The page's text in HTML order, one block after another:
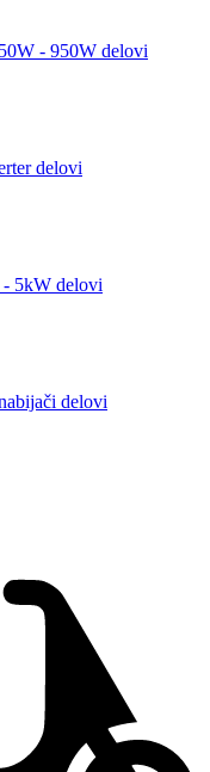
- 950W delovi
delovi
- 5kW delovi
delovi